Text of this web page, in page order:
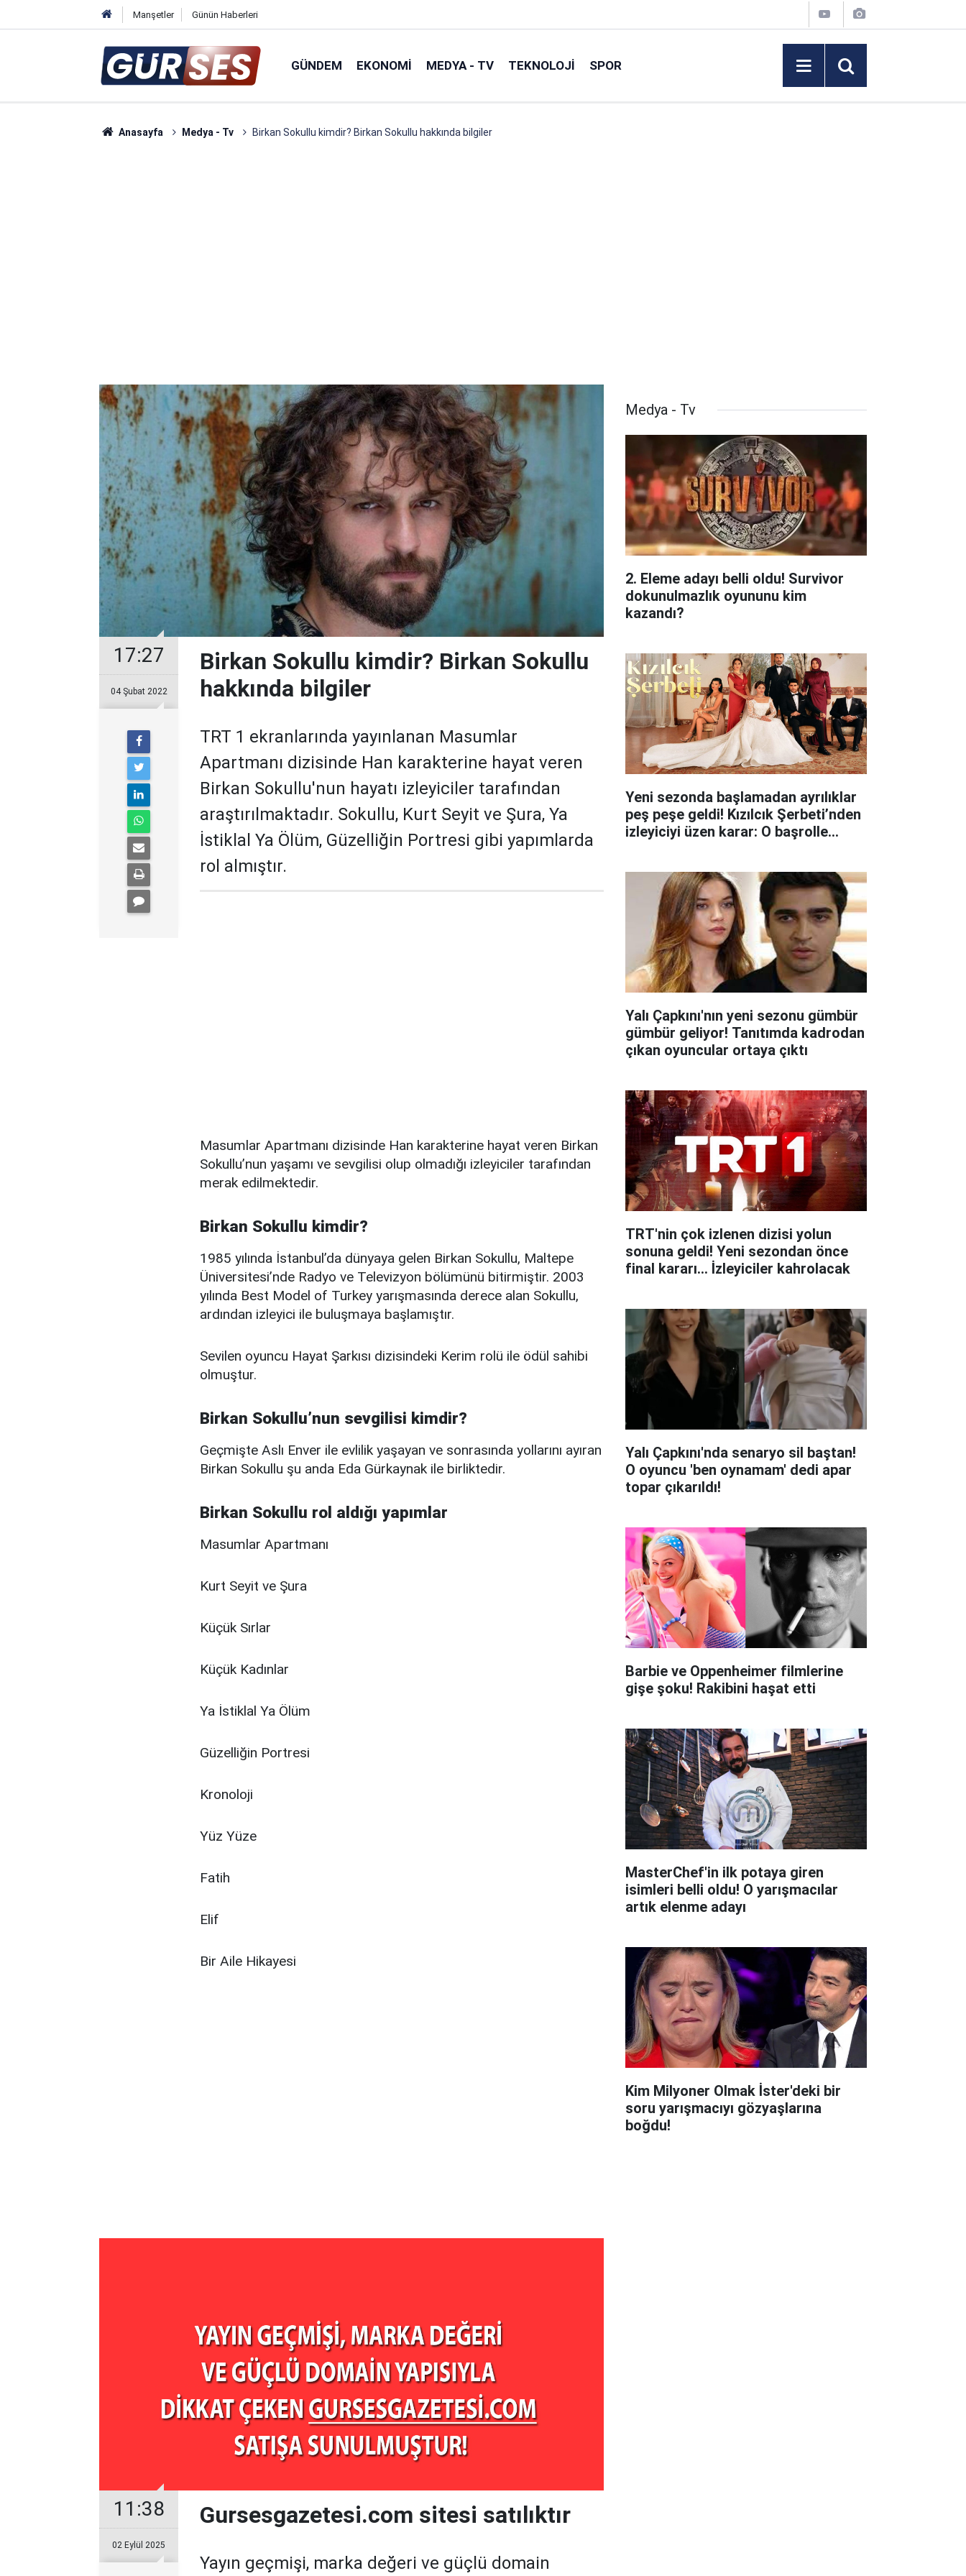
Manşetler Günün Haberleri
GÜNDEM EKONOMI MEDYA - TV TEKNOLOJI SPOR
Anasayfa Medya - Tv Birkan Sokullu kimdir? Birkan Sokullu hakkında bilgiler
17:27
04 Şubat 2022
Birkan Sokullu kimdir? Birkan Sokullu
hakkında bilgiler
TRT 1 ekranlarında yayınlanan Masumlar
Apartmanı dizisinde Han karakterine hayat veren
Birkan Sokullu'nun hayatı izleyiciler tarafından
araştırılmaktadır. Sokullu, Kurt Seyit ve Şura, Ya
İstiklal Ya Ölüm, Güzelliğin Portresi gibi yapımlarda
rol almıştır.
Masumlar Apartmanı dizisinde Han karakterine hayat veren Birkan
Sokullu’nun yaşamı ve sevgilisi olup olmadığı izleyiciler tarafından
merak edilmektedir.
Birkan Sokullu kimdir?
1985 yılında İstanbul’da dünyaya gelen Birkan Sokullu, Maltepe
Üniversitesi’nde Radyo ve Televizyon bölümünü bitirmiştir. 2003
yılında Best Model of Turkey yarışmasında derece alan Sokullu,
ardından izleyici ile buluşmaya başlamıştır.
Sevilen oyuncu Hayat Şarkısı dizisindeki Kerim rolü ile ödül sahibi
olmuştur.
Birkan Sokullu’nun sevgilisi kimdir?
Geçmişte Aslı Enver ile evlilik yaşayan ve sonrasında yollarını ayıran
Birkan Sokullu şu anda Eda Gürkaynak ile birliktedir.
Birkan Sokullu rol aldığı yapımlar
Masumlar Apartmanı
Kurt Seyit ve Şura
Küçük Sırlar
Küçük Kadınlar
Ya İstiklal Ya Ölüm
Güzelliğin Portresi
Kronoloji
Yüz Yüze
Fatih
Elif
Bir Aile Hikayesi
11:38
02 Eylül 2025
Gursesgazetesi.com sitesi satılıktır
Yayın geçmişi, marka değeri ve güçlü domain
Medya - Tv
2. Eleme adayı belli oldu! Survivor
dokunulmazlık oyununu kim
kazandı?
Yeni sezonda başlamadan ayrılıklar
peş peşe geldi! Kızılcık Şerbeti’nden
izleyiciyi üzen karar: O başrolle
Yalı Çapkını'nın yeni sezonu gümbür
gümbür geliyor! Tanıtımda kadrodan
çıkan oyuncular ortaya çıktı
TRT'nin çok izlenen dizisi yolun
sonuna geldi! Yeni sezondan önce
final kararı... İzleyiciler kahrolacak
Yalı Çapkını'nda senaryo sil baştan!
O oyuncu 'ben oynamam' dedi apar
topar çıkarıldı!
Barbie ve Oppenheimer filmlerine
gişe şoku! Rakibini haşat etti
MasterChef'in ilk potaya giren
isimleri belli oldu! O yarışmacılar
artık elenme adayı
Kim Milyoner Olmak İster'deki bir
soru yarışmacıyı gözyaşlarına
boğdu!